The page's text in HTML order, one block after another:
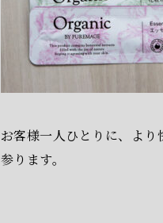
お客様一人ひとりに、よ
参ります。